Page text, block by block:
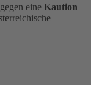
eine Kaution